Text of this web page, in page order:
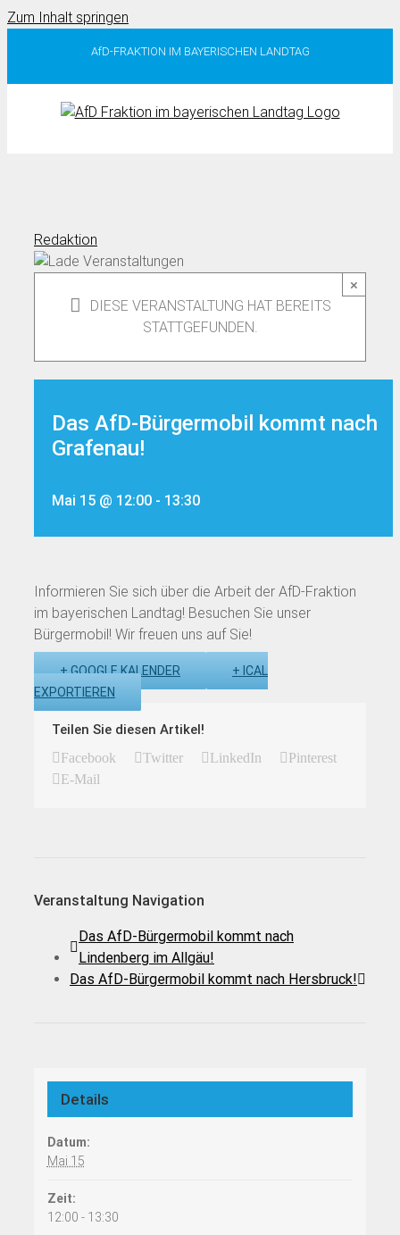
Zum Inhalt springen
AfD-FRAKTION IM BAYERISCHEN LANDTAG
Redaktion
×
DIESE VERANSTALTUNG HAT BEREITS
STATTGEFUNDEN.
Das AfD-Bürgermobil kommt nach
Grafenau!
Mai 15 @ 12:00 - 13:30
Informieren Sie sich über die Arbeit der AfD-Fraktion
im bayerischen Landtag! Besuchen Sie unser
Bürgermobil! Wir freuen uns auf Sie!
+ GOOGLE KALENDER
+ ICAL
EXPORTIEREN
Teilen Sie diesen Artikel!
Facebook Twitter LinkedIn
Pinterest
E-Mail
Veranstaltung Navigation
Das AfD-Bürgermobil kommt nach
Lindenberg im Allgäu!
Das AfD-Bürgermobil kommt nach Hersbruck!
Details
Datum:
Mai 15
Zeit:
12:00 - 13:30